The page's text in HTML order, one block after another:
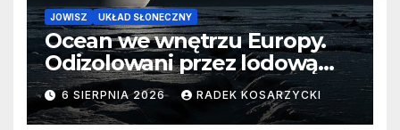
JOWISZ UKŁAD SŁONECZNY
Ocean we wnętrzu Europy.
Odizolowani przez lodową
barierę
6 SIERPNIA 2026 RADEK KOSARZYCKI